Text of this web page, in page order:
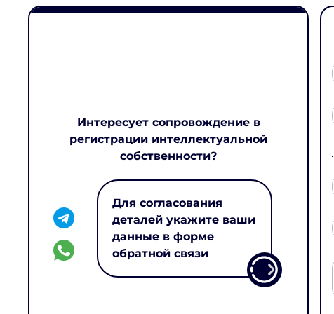
Интересует сопровождение в
регистрации интеллектуальной
собственности?
Для согласования
деталей укажите ваши
данные в форме
обратной связи